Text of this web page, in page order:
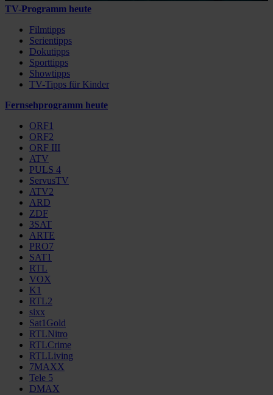
TV-Programm heute
Filmtipps
Serientipps
Dokutipps
Sporttipps
Showtipps
TV-Tipps für Kinder
Fernsehprogramm heute
ORF1
ORF2
ORF III
ATV
PULS 4
ServusTV
ATV2
ARD
ZDF
3SAT
ARTE
PRO7
SAT1
RTL
VOX
K1
RTL2
sixx
Sat1Gold
RTLNitro
RTLCrime
RTLLiving
7MAXX
Tele 5
DMAX